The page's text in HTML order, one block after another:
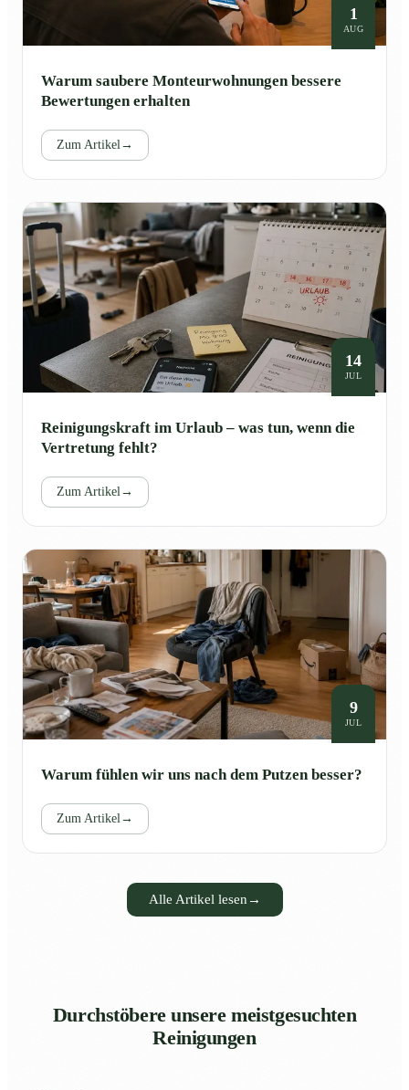
1
AUG
Warum saubere Monteurwohnungen bessere
Bewertungen erhalten
Zum Artikel →
14
JUL
Reinigungskraft im Urlaub – was tun, wenn die
Vertretung fehlt?
Zum Artikel →
9
JUL
Warum fühlen wir uns nach dem Putzen besser?
Zum Artikel →
Alle Artikel lesen →
Durchstöbere unsere meistgesuchten
Reinigungen